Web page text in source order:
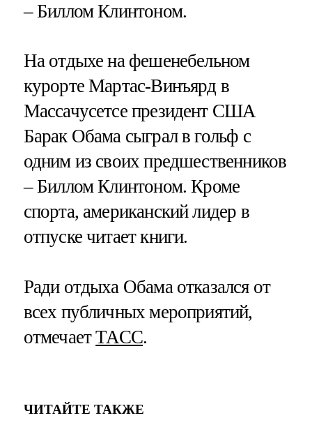
– Биллом Клинтоном.
На отдыхе на фешенебельном
курорте Мартас-Винъярд в
Массачусетсе президент США
Барак Обама сыграл в гольф с
одним из своих предшественников
– Биллом Клинтоном. Кроме
спорта, американский лидер в
отпуске читает книги.
Ради отдыха Обама отказался от
всех публичных мероприятий,
отмечаетТАСС.
ЧИТАЙТЕ ТАКЖЕ